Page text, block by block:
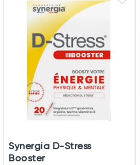
Synergia D-Stress
Booster